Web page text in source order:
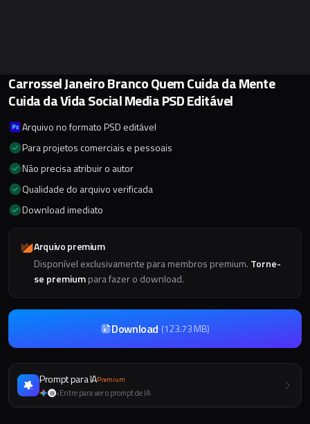
Carrossel Janeiro Branco Quem Cuida da Mente
Cuida da Vida Social Media PSD Editável
Arquivo no formato PSD editável
Para projetos comerciais e pessoais
Não precisa atribuir o autor
Qualidade do arquivo verificada
Download imediato
Arquivo premium
Disponível exclusivamente para membros premium. Torne-
se premiumpara fazer o download.
Download (123.73 MB)
Prompt para IAPremium
+Entre para ver o prompt de IA